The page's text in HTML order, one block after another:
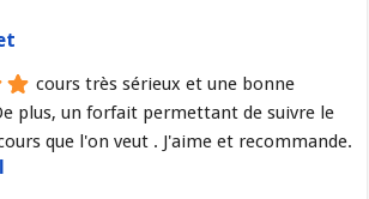
cours très sérieux et une bonne
plus, un forfait permettant de suivre le
que l'on veut . J'aime et recommande.